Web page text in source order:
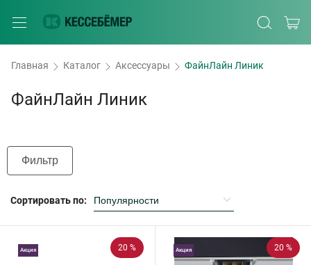
Главная Каталог Аксессуары ФайнЛайн Линик
ФайнЛайн Линик
Фильтр
Сортировать по:
20 %
Акция 20 %
Акция